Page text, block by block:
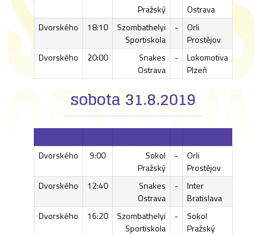
Pražský
Ostrava
Dvorského
18:10
Szombathelyi
Sportiskola
-
Orli
Prostějov
Dvorského
20:00
Snakes
Ostrava
-
Lokomotiva
Plzeň
sobota 31.8.2019
Dvorského 9:00
Sokol
Pražský
-
Orli
Prostějov
Dvorského
12:40
Snakes
Ostrava
-
Inter
Bratislava
Dvorského
16:20
Szombathelyi
Sportiskola
-
Sokol
Pražský